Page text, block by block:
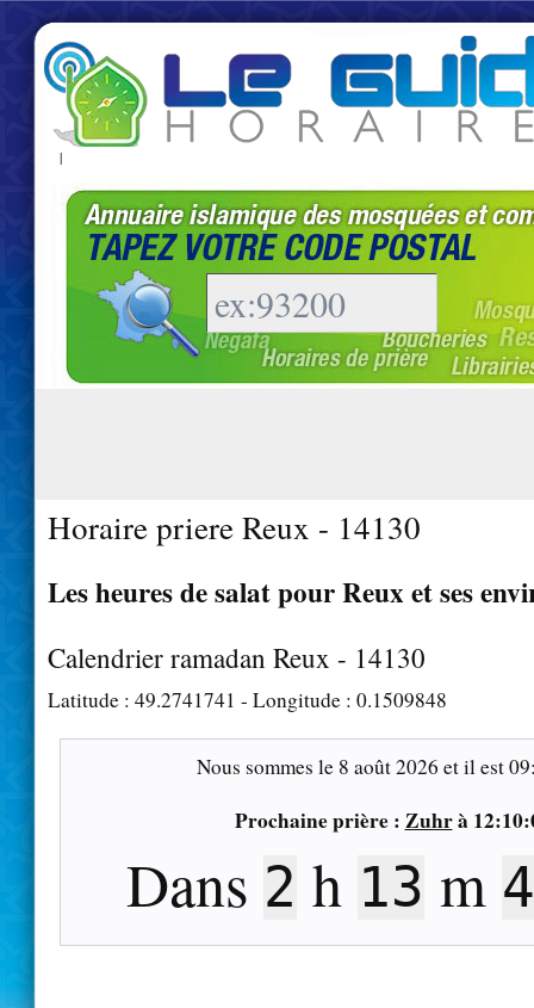
|
Horaire priere Reux - 14130
Les heures de salat pour Reux et ses
Calendrier ramadan Reux - 14130
Latitude : 49.2741741 - Longitude : 0.1509848
Nous sommes le 8 août 2026 et il est
Prochaine prière : Zuhrà
Dans 2 h 13 m